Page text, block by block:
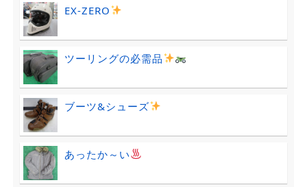
EX-ZERO
ツーリングの必需品
ブーツ&シューズ
あったか～い